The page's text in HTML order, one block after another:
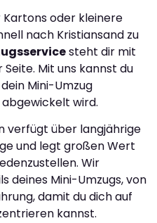
oder kleinere
nach Kristiansand zu
steht dir mit
Mit uns kannst du
Mini-Umzug
wird.
verfügt über langjährige
und legt großen Wert
Wir
deines Mini-Umzugs, von
damit du dich auf
kannst.